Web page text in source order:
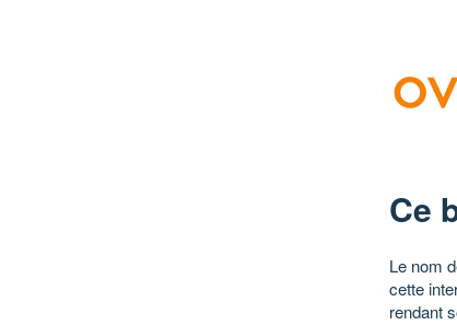
Ce
Le nom
cette
rendant